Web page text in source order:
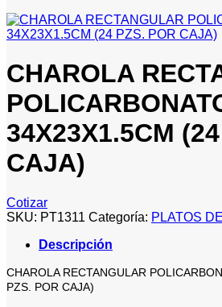
CHAROLA
34X23X1.5CM
CAJA)
Cotizar
SKU: PT1311 Categoría: PLATOS
Descripción
CHAROLA RECTANGULAR
PZS. POR CAJA)